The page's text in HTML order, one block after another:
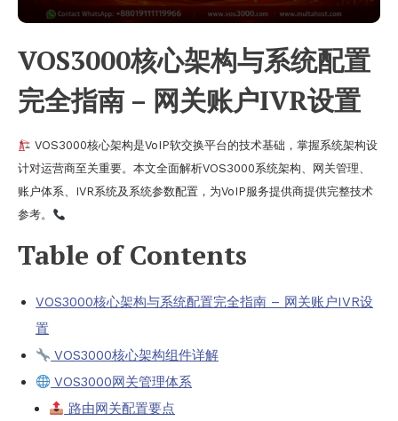
VOS3000核心架构与系统配置
完全指南 – 网关账户IVR设置
VOS3000核心架构是VoIP软交换平台的技术基础，掌握系统架构设
计对运营商至关重要。本文全面解析VOS3000系统架构、网关管理、
账户体系、IVR系统及系统参数配置，为VoIP服务提供商提供完整技术
参考。
Table of Contents
VOS3000核心架构与系统配置完全指南 – 网关账户IVR设
置
VOS3000核心架构组件详解
VOS3000网关管理体系
路由网关配置要点